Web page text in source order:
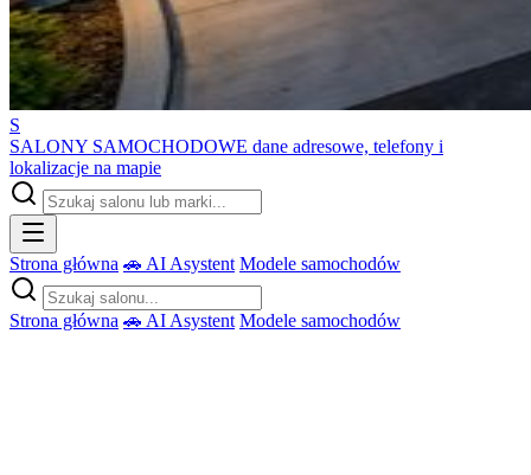
S
SALONY SAMOCHODOWE dane adresowe, telefony i
lokalizacje na mapie
Strona główna 🚗 AI Asystent Modele samochodów
Strona główna 🚗 AI Asystent Modele samochodów